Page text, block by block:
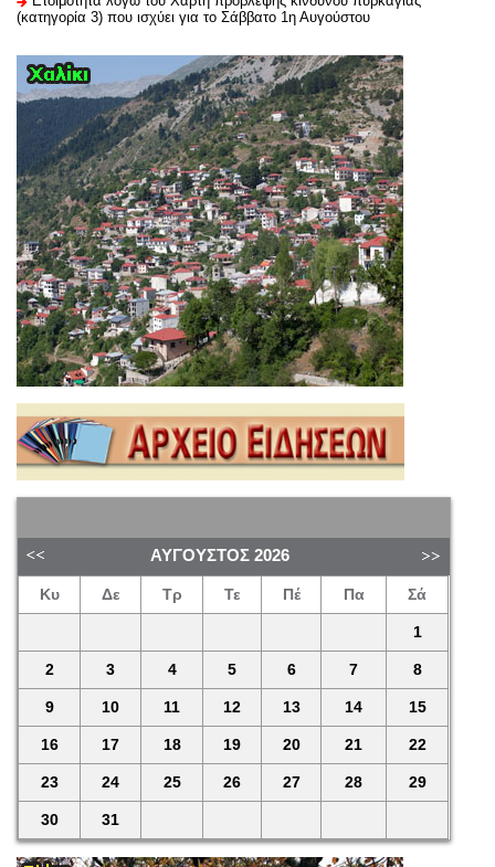
(κατηγορία 3) που ισχύει για το Σάββατο 1η Αυγούστου
ΑΎΓΟΥΣΤΟΣ 2026
Κυ Δε Τρ Τε Πέ Πα Σά
1
2 3 4 5 6 7 8
9 10 11 12 13 14 15
16 17 18 19 20 21 22
23 24 25 26 27 28 29
30 31